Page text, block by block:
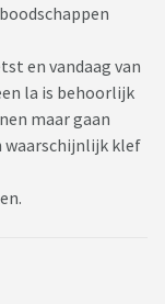
en vandaag van
la is behoorlijk
maar gaan
waarschijnlijk klef